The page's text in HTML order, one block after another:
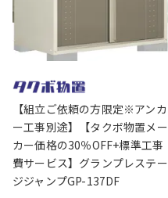
【組立ご依頼の方限定※アンカ
ー工事別途】【タクボ物置メー
カー価格の30％OFF+標準工事
費サービス】グランプレステー
ジジャンプGP-137DF